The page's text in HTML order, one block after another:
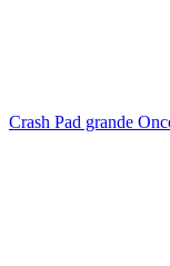
Crash Pad grande